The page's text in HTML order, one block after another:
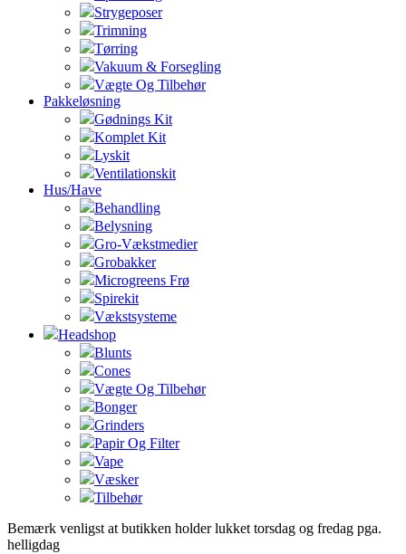
Strygeposer
Trimning
Tørring
Vakuum & Forsegling
Vægte Og Tilbehør
Pakkeløsning
Gødnings Kit
Komplet Kit
Lyskit
Ventilationskit
Hus/Have
Behandling
Belysning
Gro-Vækstmedier
Grobakker
Microgreens Frø
Spirekit
Vækstsysteme
Headshop
Blunts
Cones
Vægte Og Tilbehør
Bonger
Grinders
Papir Og Filter
Vape
Væsker
Tilbehør
Bemærk venligst at butikken holder lukket torsdag og fredag pga.
helligdag